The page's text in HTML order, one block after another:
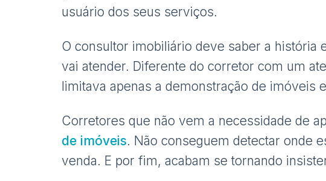
usuário dos seus serviços.
O consultor imobiliário deve saber a história
vai atender. Diferente do corretor com um
limitava apenas a demonstração de imóveis
Corretores que não vem a necessidade de
de imóveis. Não conseguem detectar onde
venda. E por fim, acabam se tornando